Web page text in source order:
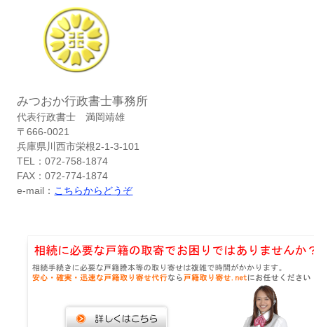
みつおか行政書士事務所
代表行政書士 満岡靖雄
〒666-0021
兵庫県川西市栄根2-1-3-101
TEL：072-758-1874
FAX：072-774-1874
e-mail： こちらからどうぞ